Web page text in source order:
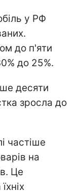
у РФ
до п'яти
до 25%.
десяти
зросла до
частіше
на
Це